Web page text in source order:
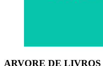
ARVORE DE